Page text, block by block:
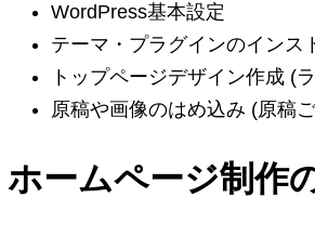
WordPress基本設定
テーマ・プラグインのインス
トップページデザイン作成 (
原稿や画像のはめ込み (原稿
ホームページ制作